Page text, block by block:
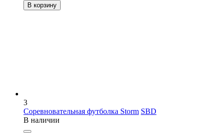
В корзину
3
Соревновательная футболка Storm SBD
В наличии